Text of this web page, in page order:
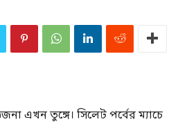
এখন তুঙ্গে। সিলেট পর্বের ম্যাচে